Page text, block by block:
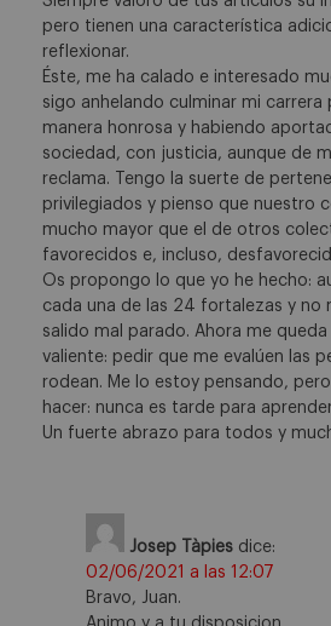
pero tienen una característica
reflexionar.
Éste, me ha calado e interesado
sigo anhelando culminar mi carrera
manera honrosa y habiendo
sociedad, con justicia, aunque de
reclama. Tengo la suerte de
privilegiados y pienso que nuestro
mucho mayor que el de otros
favorecidos e, incluso,
Os propongo lo que yo he hecho:
cada una de las 24 fortalezas y no
salido mal parado. Ahora me
valiente: pedir que me evalúen las
rodean. Me lo estoy pensando,
hacer: nunca es tarde para
Un fuerte abrazo para todos y
Josep Tàpies dice:
02/06/2021 a las 12:07
Bravo, Juan.